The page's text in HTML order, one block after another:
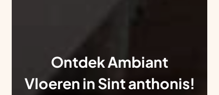
Ontdek Ambiant
Vloeren in Sint anthonis!